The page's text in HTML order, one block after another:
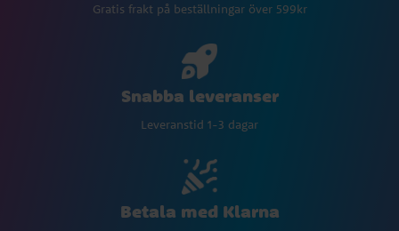
Gratis frakt på beställningar över 599kr
Snabba leveranser
Leveranstid 1-3 dagar
Betala med Klarna